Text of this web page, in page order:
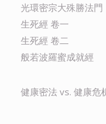
光環密宗大殊勝法門
生死經 卷一
生死經 卷二
般若波羅蜜成就經
健康密法 vs. 健康危